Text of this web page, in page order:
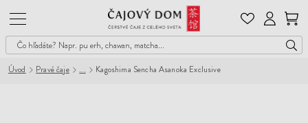
Čajový
Dom
Úvod Pravé čaje Kagoshima Sencha Asanoka Exclusive